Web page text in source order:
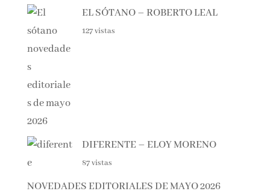
EL SÓTANO – ROBERTO LEAL
127 vistas
DIFERENTE – ELOY MORENO
87 vistas
NOVEDADES EDITORIALES DE MAYO 2026